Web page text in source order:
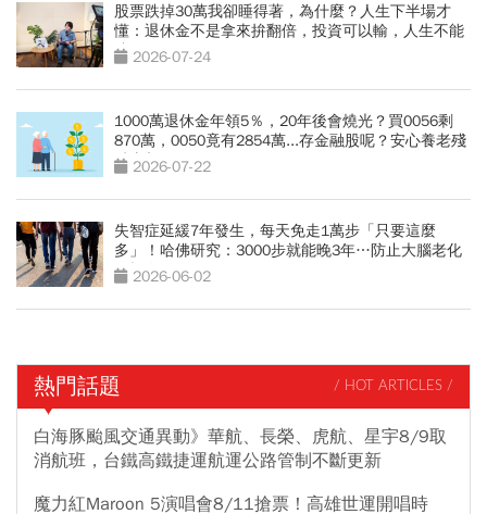
股票跌掉30萬我卻睡得著，為什麼？人生下半場才
懂：退休金不是拿來拚翻倍，投資可以輸，人生不能
賭 2026-07-24
1000萬退休金年領5％，20年後會燒光？買0056剩
870萬，0050竟有2854萬...存金融股呢？安心養老殘
酷真相
2026-07-22
失智症延緩7年發生，每天免走1萬步「只要這麼
多」！哈佛研究：3000步就能晚3年…防止大腦老化
兩招奏效
2026-06-02
熱門話題 / HOT ARTICLES /
白海豚颱風交通異動》華航、長榮、虎航、星宇8/9取
消航班，台鐵高鐵捷運航運公路管制不斷更新
魔力紅Maroon 5演唱會8/11搶票！高雄世運開唱時